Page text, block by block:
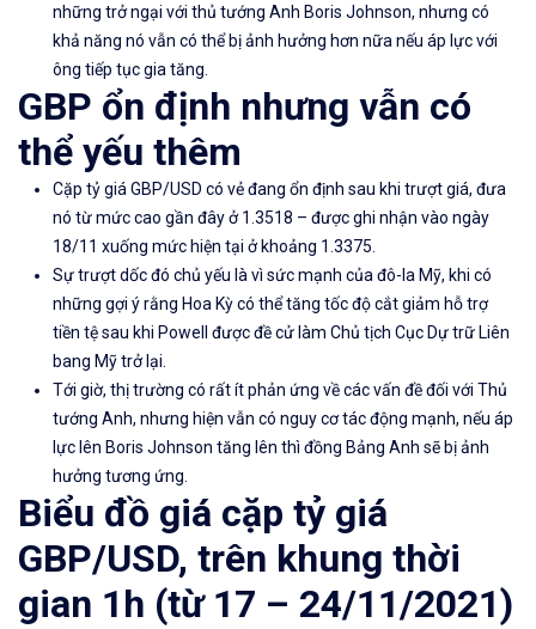
những trở ngại với thủ tướng Anh Boris Johnson, nhưng có
khả năng nó vẫn có thể bị ảnh hưởng hơn nữa nếu áp lực với
ông tiếp tục gia tăng.
GBP ổn định nhưng vẫn có
thể yếu thêm
Cặp tỷ giá GBP/USD có vẻ đang ổn định sau khi trượt giá, đưa
nó từ mức cao gần đây ở 1.3518 – được ghi nhận vào ngày
18/11 xuống mức hiện tại ở khoảng 1.3375.
Sự trượt dốc đó chủ yếu là vì sức mạnh của đô-la Mỹ, khi có
những gợi ý rằng Hoa Kỳ có thể tăng tốc độ cắt giảm hỗ trợ
tiền tệ sau khi Powell được đề cử làm Chủ tịch Cục Dự trữ Liên
bang Mỹ trở lại.
Tới giờ, thị trường có rất ít phản ứng về các vấn đề đối với Thủ
tướng Anh, nhưng hiện vẫn có nguy cơ tác động mạnh, nếu áp
lực lên Boris Johnson tăng lên thì đồng Bảng Anh sẽ bị ảnh
hưởng tương ứng.
Biểu đồ giá cặp tỷ giá
GBP/USD, trên khung thời
gian 1h (từ 17 – 24/11/2021)